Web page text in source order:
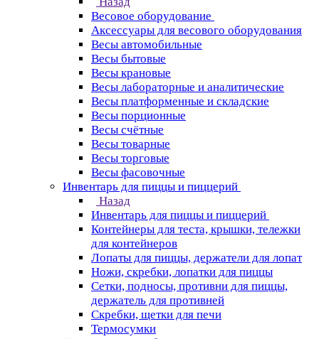
Весовое оборудование
Аксессуары для весового оборудования
Весы автомобильные
Весы бытовые
Весы крановые
Весы лабораторные и аналитические
Весы платформенные и складские
Весы порционные
Весы счётные
Весы товарные
Весы торговые
Весы фасовочные
Инвентарь для пиццы и пиццерий
Назад
Инвентарь для пиццы и пиццерий
Контейнеры для теста, крышки, тележки
для контейнеров
Лопаты для пиццы, держатели для лопат
Ножи, скребки, лопатки для пиццы
Сетки, подносы, противни для пиццы,
держатель для противней
Скребки, щетки для печи
Термосумки